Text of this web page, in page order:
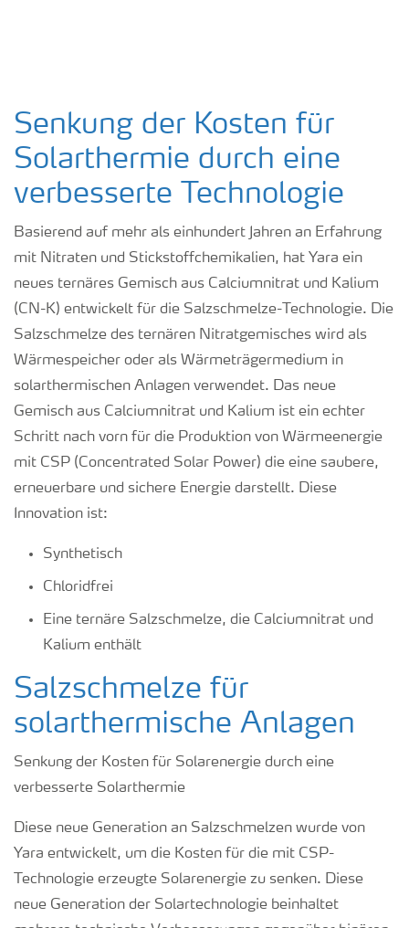
Senkung der Kosten für
Solarthermie durch eine
verbesserte Technologie
Basierend auf mehr als einhundert Jahren an Erfahrung
mit Nitraten und Stickstoffchemikalien, hat Yara ein
neues ternäres Gemisch aus Calciumnitrat und Kalium
(CN-K) entwickelt für die Salzschmelze-Technologie. Die
Salzschmelze des ternären Nitratgemisches wird als
Wärmespeicher oder als Wärmeträgermedium in
solarthermischen Anlagen verwendet. Das neue
Gemisch aus Calciumnitrat und Kalium ist ein echter
Schritt nach vorn für die Produktion von Wärmeenergie
mit CSP (Concentrated Solar Power) die eine saubere,
erneuerbare und sichere Energie darstellt. Diese
Innovation ist:
Synthetisch
Chloridfrei
Eine ternäre Salzschmelze, die Calciumnitrat und
Kalium enthält
Salzschmelze für
solarthermische Anlagen
Senkung der Kosten für Solarenergie durch eine
verbesserte Solarthermie
Diese neue Generation an Salzschmelzen wurde von
Yara entwickelt, um die Kosten für die mit CSP-
Technologie erzeugte Solarenergie zu senken. Diese
neue Generation der Solartechnologie beinhaltet